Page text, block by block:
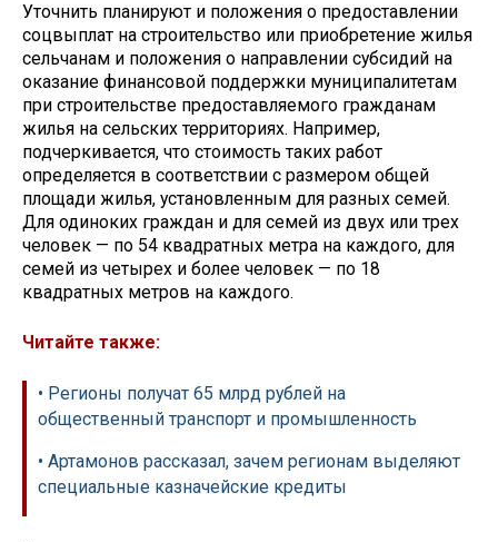
Уточнить планируют и положения о предоставлении
соцвыплат на строительство или приобретение жилья
сельчанам и положения о направлении субсидий на
оказание финансовой поддержки муниципалитетам
при строительстве предоставляемого гражданам
жилья на сельских территориях. Например,
подчеркивается, что стоимость таких работ
определяется в соответствии с размером общей
площади жилья, установленным для разных семей.
Для одиноких граждан и для семей из двух или трех
человек — по 54 квадратных метра на каждого, для
семей из четырех и более человек — по 18
квадратных метров на каждого.
Читайте также:
• Регионы получат 65 млрд рублей на
общественный транспорт и промышленность
• Артамонов рассказал, зачем регионам выделяют
специальные казначейские кредиты